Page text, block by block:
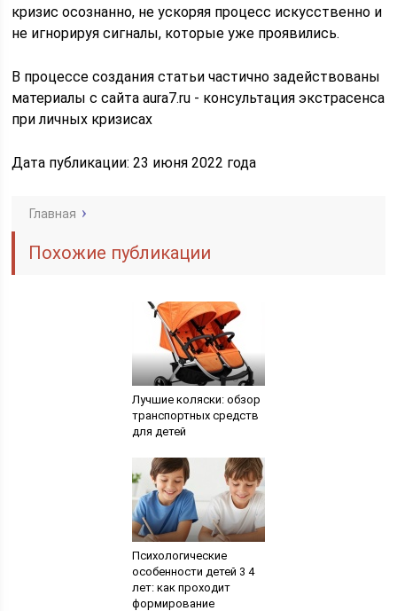
кризис осознанно, не ускоряя процесс искусственно и
не игнорируя сигналы, которые уже проявились.
В процессе создания статьи частично задействованы
материалы с сайта aura7.ru - консультация экстрасенса
при личных кризисах
Дата публикации: 23 июня 2022 года
Главная
Похожие публикации
Лучшие коляски: обзор
транспортных средств
для детей
Психологические
особенности детей 3 4
лет: как проходит
формирование